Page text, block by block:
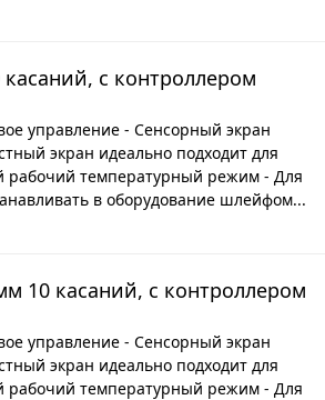
с контроллером
управление - Сенсорный экран
экран идеально подходит для
рабочий температурный режим - Для
в оборудование шлейфом...
10 касаний, с контроллером
управление - Сенсорный экран
экран идеально подходит для
рабочий температурный режим - Для